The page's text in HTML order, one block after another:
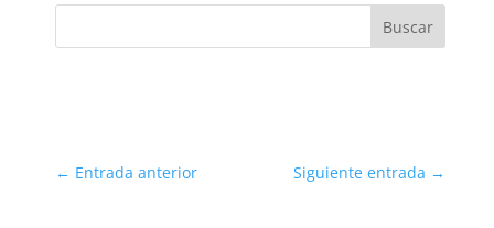
← Entrada anterior Siguiente entrada →